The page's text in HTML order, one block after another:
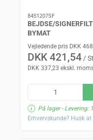
8451207SF
BEJDSE/
BYMAT
Vejledende pris DKK
DKK 421,54/
DKK 337,23 ekskl.
På lager- Levering:
Erhvervskunde? Husk